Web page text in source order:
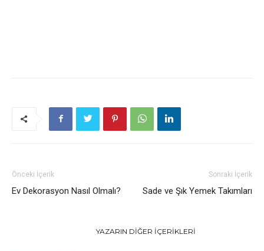
Önceki İçerik
Ev Dekorasyon Nasıl Olmalı?
Sonraki İçerik
Sade ve Şık Yemek Takımları
YAZARIN DIĞER İÇERIKLERI